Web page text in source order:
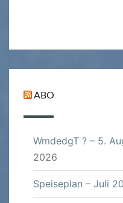
ABO
WmdedgT ? – 5.
2026
Speiseplan – Juli